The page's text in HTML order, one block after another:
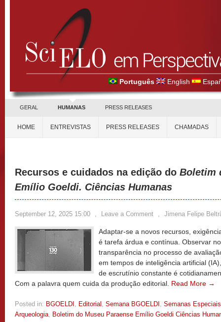
Português English
GERAL HUMANAS PRESS RELEASES
HOME ENTREVISTAS PRESS RELEASES CHAMADAS
Recursos e cuidados na edição do Boletim
Emílio Goeldi. Ciências Humanas
September 12, 2025 15:00 , Leave a Comment , Jimena Felipe
Adaptar-se a novos recursos,
é tarefa árdua e contínua. Observar
transparência no processo de
em tempos de inteligência artificial
de escrutínio constante é
Com a palavra quem cuida da produção editorial. Read More →
Posted in: BGOELDI , Editorial , Semana BGOELDI , Semanas Especiais
Arqueologia, Boletim do Museu Paraense Emílio Goeldi Ciências